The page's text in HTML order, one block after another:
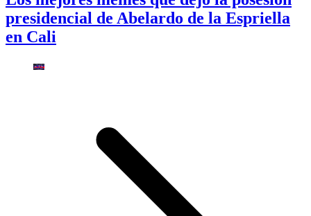
presidencial de Abelardo de la Espriella
en Cali